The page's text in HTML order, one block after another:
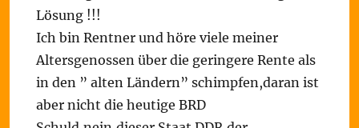
Lösung !!!
Ich bin Rentner und höre viele meiner
Altersgenossen über die geringere Rente als
in den ” alten Ländern” schimpfen,daran ist
aber nicht die heutige BRD